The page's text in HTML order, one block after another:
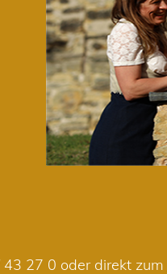
43 27 0 oder direkt zum